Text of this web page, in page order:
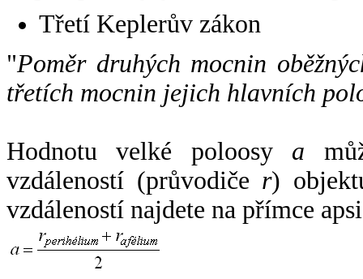
Třetí Keplerův zákon
"Poměr druhých mocnin
třetích mocnin jejich hlavních
Hodnotu velké poloosy a
vzdáleností (průvodiče r)
vzdáleností najdete na přímce